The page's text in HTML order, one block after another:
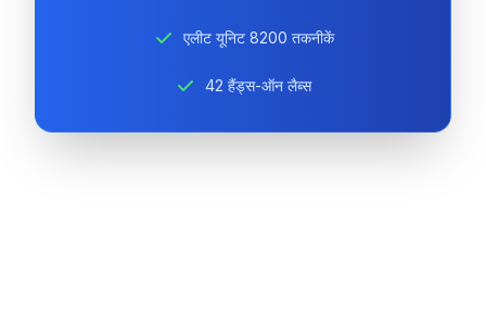
एलीट यूनिट 8200 तकनीकें
42 हैंड्स-ऑन लैब्स